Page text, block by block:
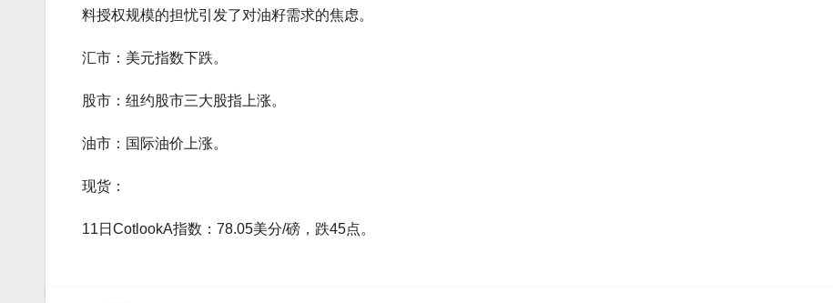
料授权规模的担忧引发了对油籽需求的焦虑。
汇市：美元指数下跌。
股市：纽约股市三大股指上涨。
油市：国际油价上涨。
现货：
11日CotlookA指数：78.05美分/磅，跌45点。